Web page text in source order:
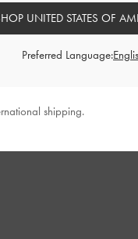
UNITED STATES OF
Preferred Language:
shipping.